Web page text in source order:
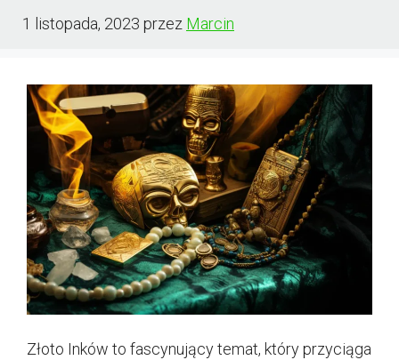
1 listopada, 2023 przez Marcin
Złoto Inków to fascynujący temat, który przyciąga